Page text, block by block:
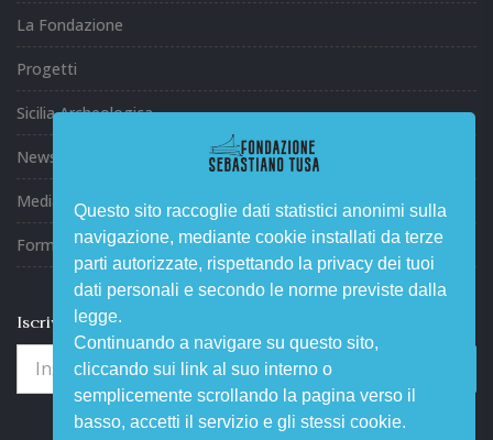
Questo sito raccoglie dati statistici anonimi sulla
navigazione, mediante cookie installati da terze
parti autorizzate, rispettando la privacy dei tuoi
dati personali e secondo le norme previste dalla
legge.
Continuando a navigare su questo sito,
cliccando sui link al suo interno o
semplicemente scrollando la pagina verso il
basso, accetti il servizio e gli stessi cookie.
La Fondazione
Progetti
Sicilia Archeologica
News ed Eventi
Media
Formazione
Iscriviti alla nostra newsletter